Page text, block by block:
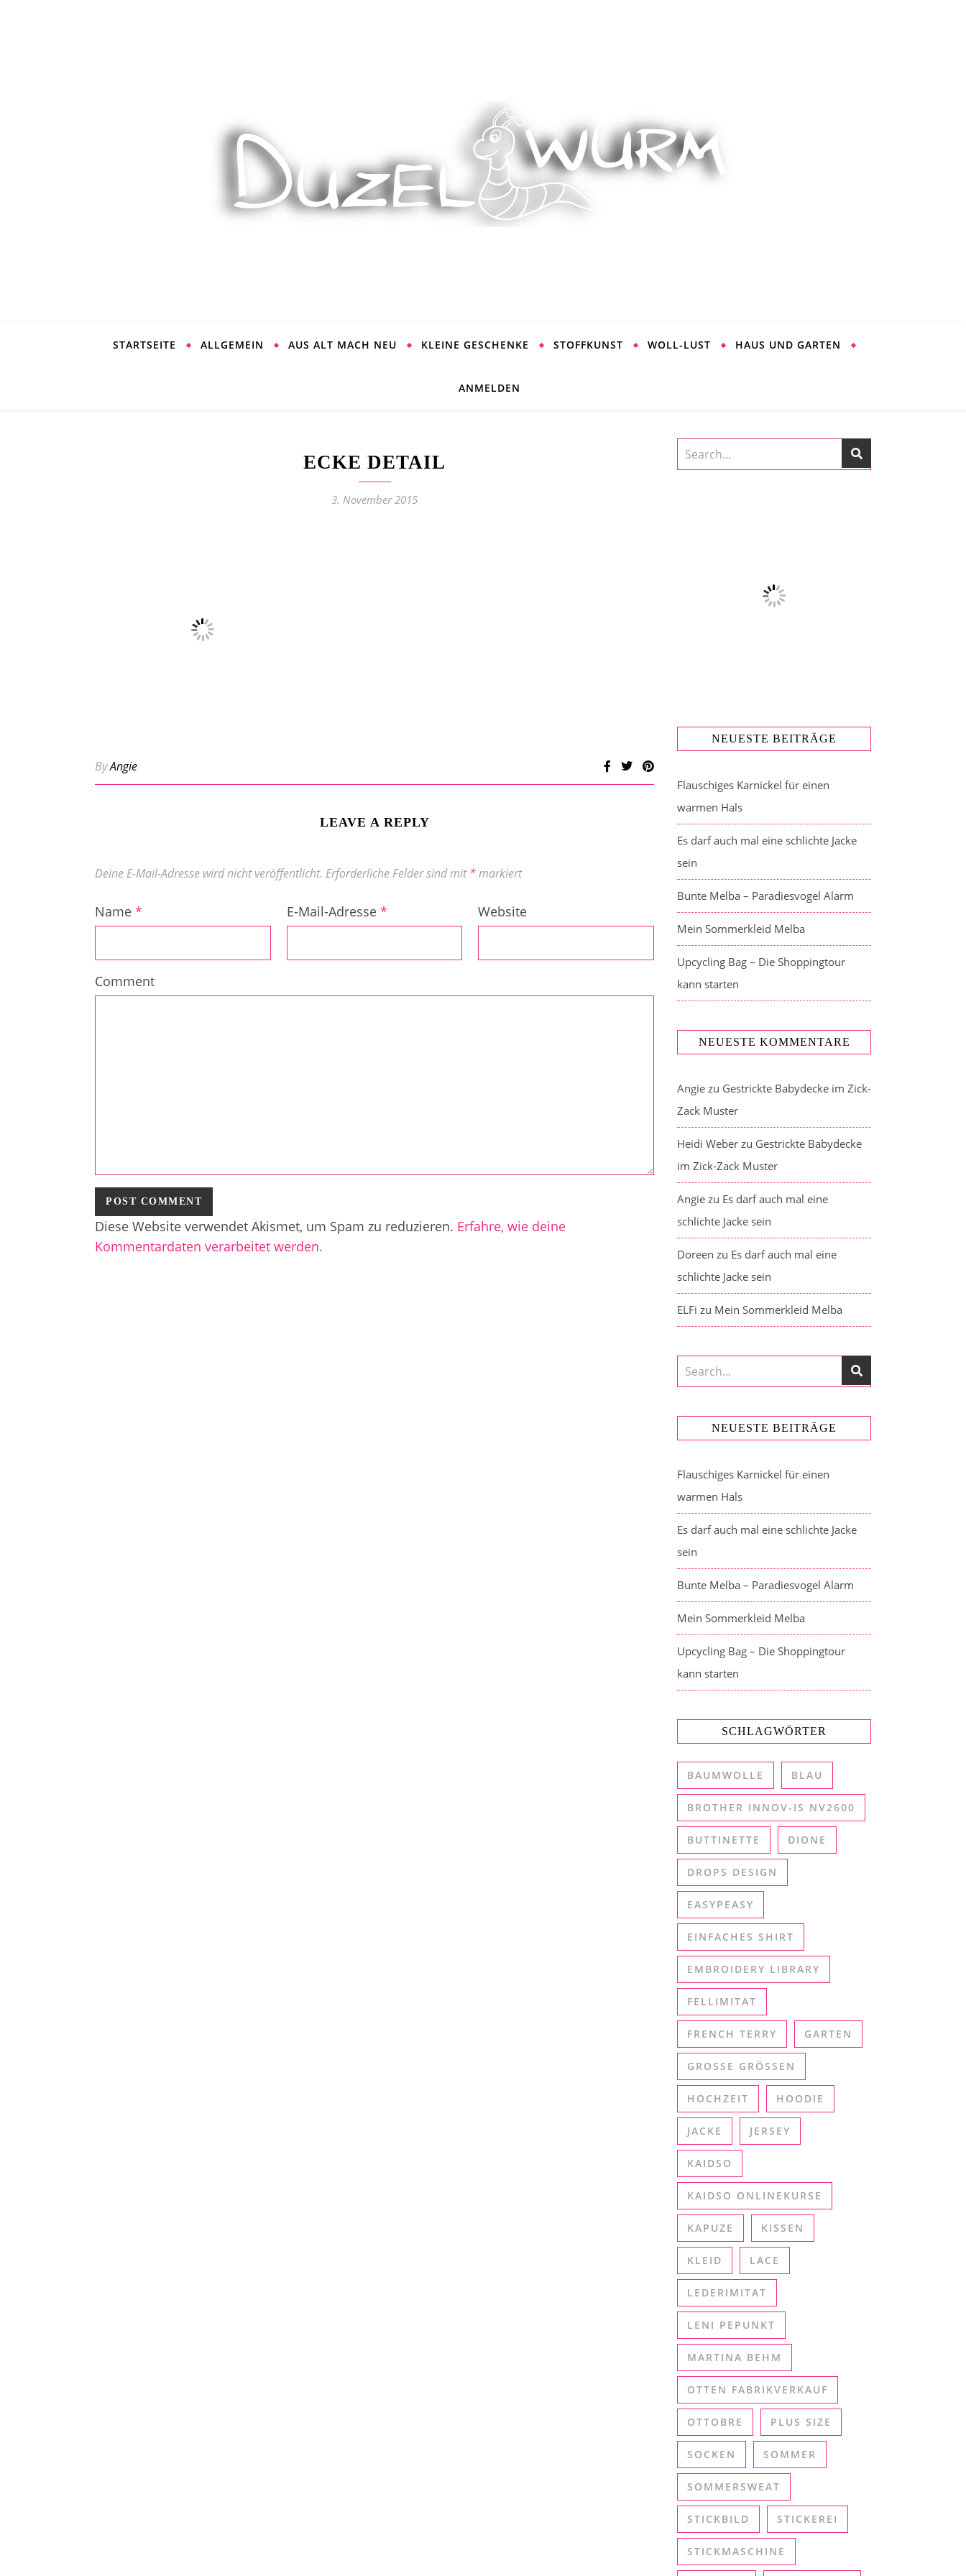
STARTSEITE ALLGEMEIN AUS ALT MACH NEU KLEINE GESCHENKE STOFFKUNST WOLL-LUST HAUS UND GARTEN
ANMELDEN
ECKE DETAIL
3. November 2015
ByAngie
LEAVE A REPLY
Deine E-Mail-Adresse wird nicht veröffentlicht. Erforderliche Felder sind mit*markiert
Name * E-Mail-Adresse * Website
Comment
Diese Website verwendet Akismet, um Spam zu reduzieren. Erfahre, wie deine
Kommentardaten verarbeitet werden.
NEUESTE BEITRÄGE
Flauschiges Karnickel für einen
warmen Hals
Es darf auch mal eine schlichte Jacke
sein
Bunte Melba – Paradiesvogel Alarm
Mein Sommerkleid Melba
Upcycling Bag – Die Shoppingtour
kann starten
NEUESTE KOMMENTARE
Angie zu Gestrickte Babydecke im Zick-
Zack Muster
Heidi Weber zu Gestrickte Babydecke
im Zick-Zack Muster
Angie zu Es darf auch mal eine
schlichte Jacke sein
Doreen zu Es darf auch mal eine
schlichte Jacke sein
ELFi zu Mein Sommerkleid Melba
NEUESTE BEITRÄGE
Flauschiges Karnickel für einen
warmen Hals
Es darf auch mal eine schlichte Jacke
sein
Bunte Melba – Paradiesvogel Alarm
Mein Sommerkleid Melba
Upcycling Bag – Die Shoppingtour
kann starten
SCHLAGWÖRTER
BAUMWOLLE BLAU
BROTHER INNOV-IS NV2600
BUTTINETTE DIONE
DROPS DESIGN
EASYPEASY
EINFACHES SHIRT
EMBROIDERY LIBRARY
FELLIMITAT
FRENCH TERRY GARTEN
GROSSE GRÖSSEN
HOCHZEIT HOODIE
JACKE JERSEY
KAIDSO
KAIDSO ONLINEKURSE
KAPUZE KISSEN
KLEID LACE
LEDERIMITAT
LENI PEPUNKT
MARTINA BEHM
OTTEN FABRIKVERKAUF
OTTOBRE PLUS SIZE
SOCKEN SOMMER
SOMMERSWEAT
STICKBILD STICKEREI
STICKMASCHINE